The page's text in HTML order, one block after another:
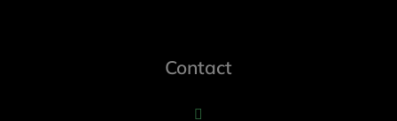
Contact